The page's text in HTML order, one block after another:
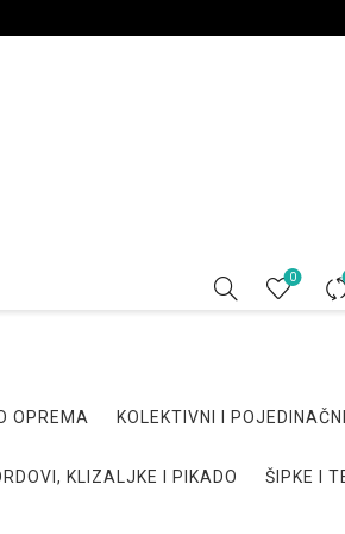
0
OPREMA KOLEKTIVNI I
KLIZALJKE I PIKADO ŠIPKE I